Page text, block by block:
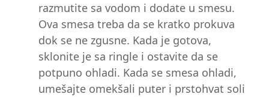
razmutite sa vodom i dodate u smesu.
Ova smesa treba da se kratko prokuva
dok se ne zgusne. Kada je gotova,
sklonite je sa ringle i ostavite da se
potpuno ohladi. Kada se smesa ohladi,
umešajte omekšali puter i prstohvat soli